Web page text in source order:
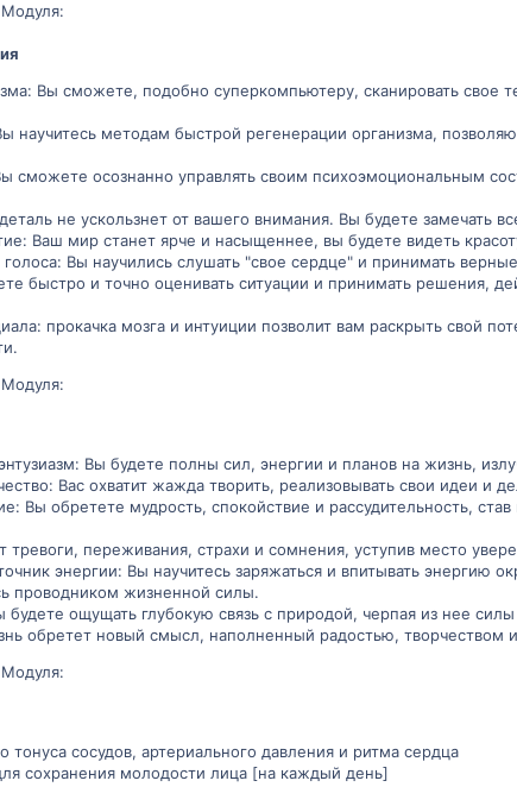
Вы сможете, подобно суперкомпьютеру, сканировать свое
научитесь методам быстрой регенерации организма,
сможете осознанно управлять своим психоэмоциональным
не ускользнет от вашего внимания. Вы будете замечать
Ваш мир станет ярче и насыщеннее, вы будете видеть
Вы научились слушать "свое сердце" и принимать
быстро и точно оценивать ситуации и принимать решения,
прокачка мозга и интуиции позволит вам раскрыть свой
Вы будете полны сил, энергии и планов на жизнь,
Вас охватит жажда творить, реализовывать свои идеи и
Вы обретете мудрость, спокойствие и рассудительность,
тревоги, переживания, страхи и сомнения, уступив место
энергии: Вы научитесь заряжаться и впитывать энергию
проводником жизненной силы.
ощущать глубокую связь с природой, черпая из нее
обретет новый смысл, наполненный радостью, творчеством
тонуса сосудов, артериального давления и ритма сердца
сохранения молодости лица [на каждый день]